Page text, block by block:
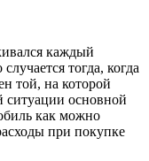
каждый
тогда, когда
той, на которой
ситуации основной
как можно
при покупке